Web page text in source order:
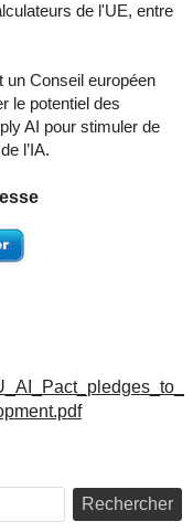
de l'UE, entre
un Conseil européen
le potentiel des
AI pour stimuler de
l’IA.
Rechercher